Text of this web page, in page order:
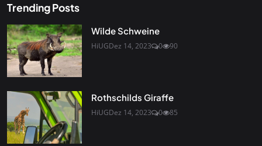
Trending Posts
Wilde Schweine
HiUGDez 14, 2023 0 90
Rothschilds Giraffe
HiUGDez 14, 2023 0 85